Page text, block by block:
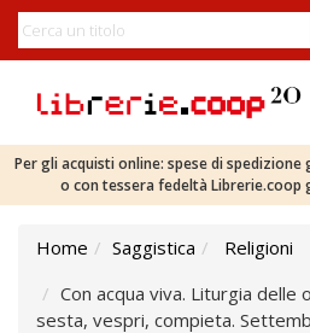
Per gli acquisti online: spese di spedizione
o con tessera fedeltà Librerie.coop
Home Saggistica
Religioni
Con acqua viva. Liturgia delle
sesta, vespri, compieta.